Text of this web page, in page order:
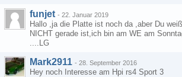
funjet - 22. Januar 2019
Hallo ,ja die Platte ist noch da ,aber Du
NICHT gerade ist,ich bin am WE am
....LG
Mark2911 - 28. September 2016
Hey noch Interesse am Hpi rs4 Sport 3